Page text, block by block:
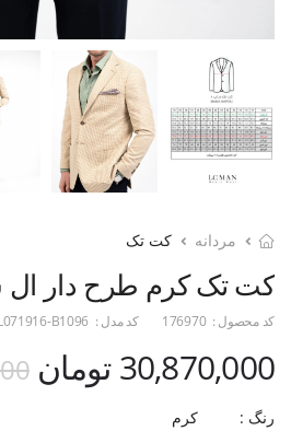
مردانه کت تک
کت تک کرم طرح دار ال
کد محصول : 176970 کد مدل : B1096
30,870,000 تومان
رنگ : کرم